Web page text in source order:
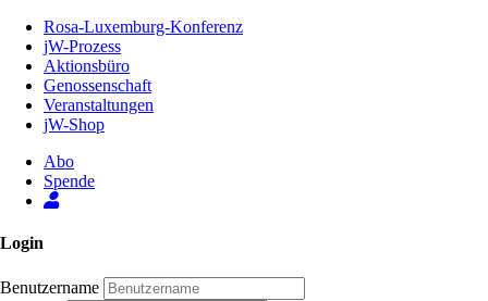
Inhalt
Seite
Rosa-Luxemburg-Konferenz
jW-Prozess
Aktionsbüro
Genossenschaft
Veranstaltungen
jW-Shop
Abo
Spende
Login
Benutzername